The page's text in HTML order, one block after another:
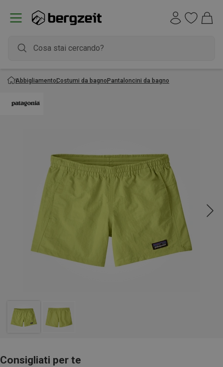
AbbigliamentoCostumi da bagnoPantaloncini da bagno
Consigliati per te